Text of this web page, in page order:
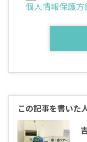
個人情報保護方
この記事を書いた